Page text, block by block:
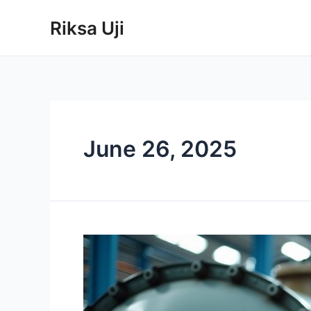
Riksa Uji
June 26, 2025
Riksa
Uji
Tangki
Tekanan: